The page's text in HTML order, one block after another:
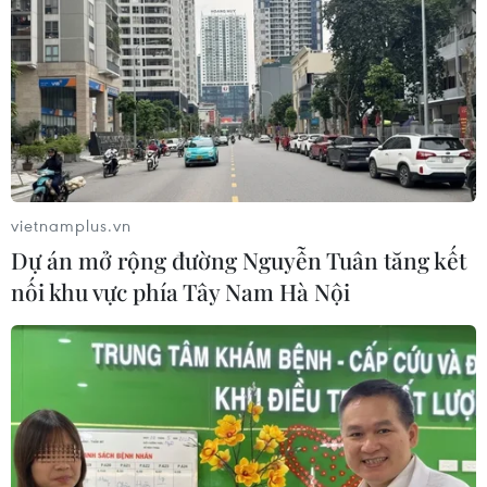
Tỷ phú Bill Gates nhấn mạnh tầm
quan trọng của đầu tư vào con người
và công nghệ
22/07/2026 06:02
Xem thêm
CƠ QUAN CHỦ QUẢN: THÔNG TẤN XÃ VIỆT NAM
Tổng Biên tập: TRẦN TIẾN DUẨN
vietnamplus.vn
Dự án mở rộng đường Nguyễn Tuân tăng kết
nối khu vực phía Tây Nam Hà Nội